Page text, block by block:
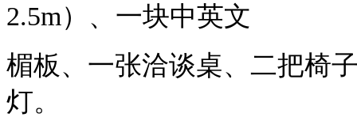
2.5m）、一块中英文
楣板、一张洽谈桌、二把椅
灯。